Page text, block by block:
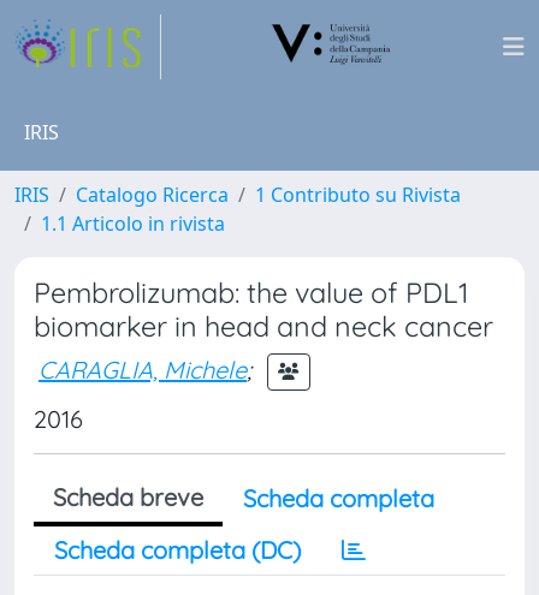
IRIS
IRIS Catalogo Ricerca
1 Contributo su Rivista
1.1 Articolo in rivista
Pembrolizumab: the value of PDL1
biomarker in head and neck cancer
CARAGLIA, Michele;
2016
Scheda breve
Scheda completa
Scheda completa (DC)